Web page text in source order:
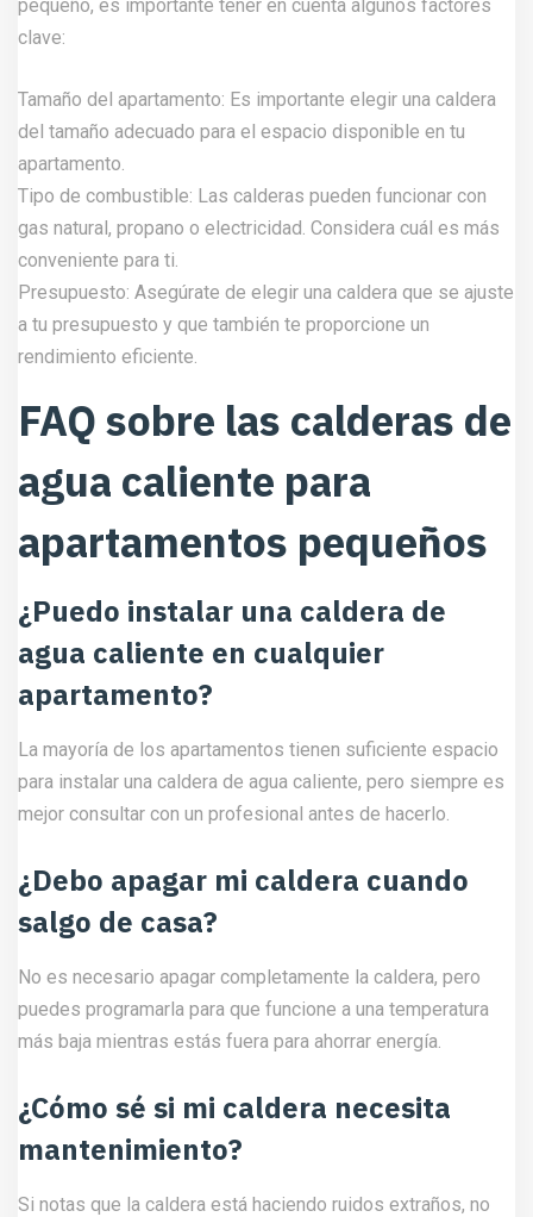
pequeño, es importante tener en cuenta algunos factores
clave:
Tamaño del apartamento: Es importante elegir una caldera
del tamaño adecuado para el espacio disponible en tu
apartamento.
Tipo de combustible: Las calderas pueden funcionar con
gas natural, propano o electricidad. Considera cuál es más
conveniente para ti.
Presupuesto: Asegúrate de elegir una caldera que se ajuste
a tu presupuesto y que también te proporcione un
rendimiento eficiente.
FAQ sobre las calderas de
agua caliente para
apartamentos pequeños
¿Puedo instalar una caldera de
agua caliente en cualquier
apartamento?
La mayoría de los apartamentos tienen suficiente espacio
para instalar una caldera de agua caliente, pero siempre es
mejor consultar con un profesional antes de hacerlo.
¿Debo apagar mi caldera cuando
salgo de casa?
No es necesario apagar completamente la caldera, pero
puedes programarla para que funcione a una temperatura
más baja mientras estás fuera para ahorrar energía.
¿Cómo sé si mi caldera necesita
mantenimiento?
Si notas que la caldera está haciendo ruidos extraños, no